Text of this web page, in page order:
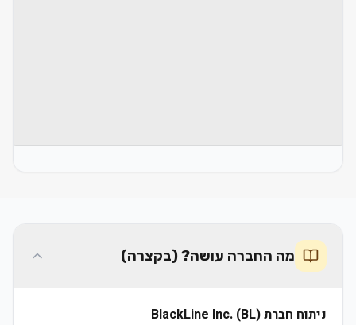
מה החברה עושה? (בקצרה)
ניתוח חברת BlackLine Inc. (BL)